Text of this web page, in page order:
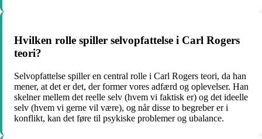
Hvilken rolle spiller selvopfattelse i Carl Rogers
teori?
Selvopfattelse spiller en central rolle i Carl Rogers teori, da han
mener, at det er det, der former vores adfærd og oplevelser. Han
skelner mellem det reelle selv (hvem vi faktisk er) og det ideelle
selv (hvem vi gerne vil være), og når disse to begreber er i
konflikt, kan det føre til psykiske problemer og ubalance.